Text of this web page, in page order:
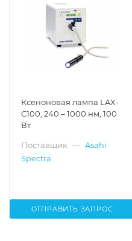
Ксеноновая лампа LAX-
C100, 240 – 1000 нм, 100
Вт
Поставщик — Asahi
Spectra
ОТПРАВИТЬ ЗАПРОС